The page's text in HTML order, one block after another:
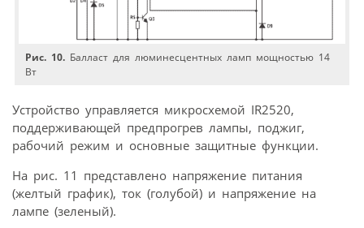
Рис. 10. Балласт для люминесцентных ламп мощностью 14
Вт
Устройство управляется микросхемой IR2520,
поддерживающей предпрогрев лампы, поджиг,
рабочий режим и основные защитные функции.
На рис. 11 представлено напряжение питания
(желтый график), ток (голубой) и напряжение на
лампе (зеленый).